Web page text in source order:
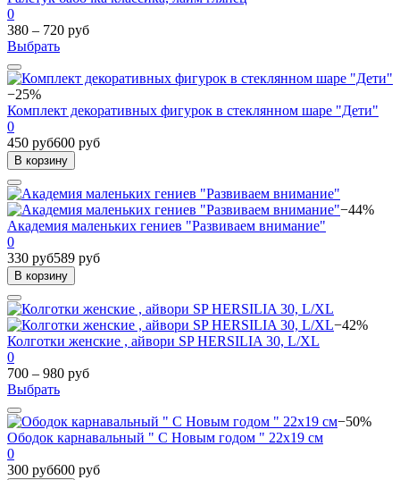
0
380 – 720 руб
Выбрать
−25%
Комплект декоративных фигурок в стеклянном шаре "Дети"
0
450 руб600 руб
В корзину
−44%
Академия маленьких гениев "Развиваем внимание"
0
330 руб589 руб
В корзину
−42%
Колготки женские , айвори SP HERSILIA 30, L/XL
0
700 – 980 руб
Выбрать
−50%
Ободок карнавальный " С Новым годом " 22х19 см
0
300 руб600 руб